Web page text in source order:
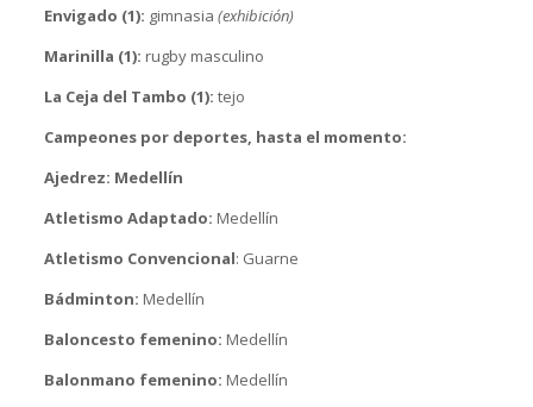
Envigado (1): gimnasia (exhibición)
Marinilla (1): rugby masculino
La Ceja del Tambo (1): tejo
Campeones por deportes, hasta el momento:
Ajedrez: Medellín
Atletismo Adaptado: Medellín
Atletismo Convencional: Guarne
Bádminton: Medellín
Baloncesto femenino: Medellín
Balonmano femenino: Medellín